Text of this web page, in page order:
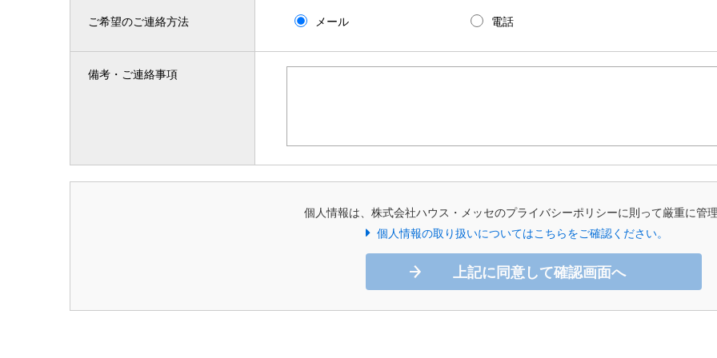
ご希望のご連絡方法 メール 電話
備考・ご連絡事項
個人情報は、株式会社ハウス・メッセのプライバシーポリシーに則って厳重に管理
個人情報の取り扱いについてはこちらをご確認ください。
上記に同意して確認画面へ